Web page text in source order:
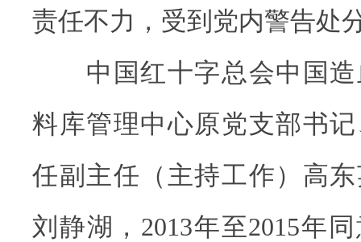
责任不力，受到党内警告处
中国红十字总会中国造
料库管理中心原党支部书
任副主任（主持工作）高
刘静湖，2013年至2015年